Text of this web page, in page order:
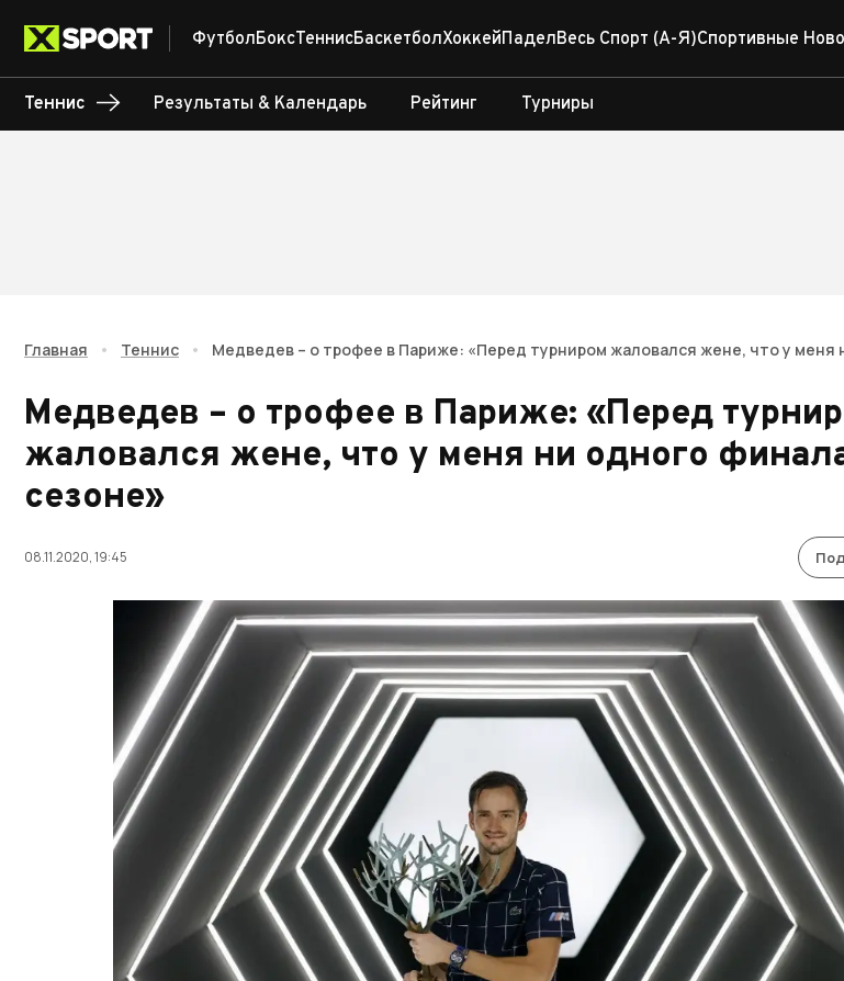
ФутболБоксТеннисБаскетболХоккейПаделВесь Спорт (А-Я)Спортивные
Теннис Результаты & Календарь Рейтинг Турниры
Главная • Теннис • Медведев – о трофее в Париже: «Перед турниром жаловался жене, что у меня
Медведев – о трофее в Париже: «Перед
жаловался жене, что у меня ни одного
сезоне»
08.11.2020, 19:45